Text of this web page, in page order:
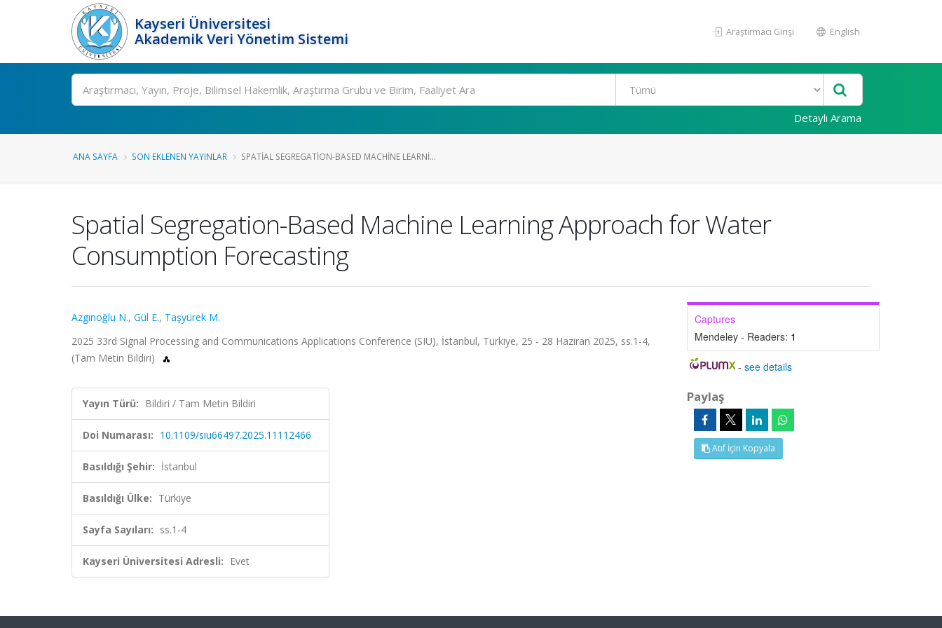
Kayseri Üniversitesi
Akademik Veri Yönetim Sistemi
Araştırmacı Girişi English
Ara
Detaylı Arama
ANA SAYFA SON EKLENEN YAYINLAR SPATIAL SEGREGATION-BASED MACHINE LEARNI...
Spatial Segregation-Based Machine Learning Approach for Water
Consumption Forecasting
Azgınoğlu N., Gül E., Taşyürek M.
2025 33rd Signal Processing and Communications Applications Conference (SIU), İstanbul, Türkiye, 25 - 28 Haziran 2025, ss.1-4,
(Tam Metin Bildiri)
Yayın Türü: Bildiri / Tam Metin Bildiri
Doi Numarası: 10.1109/siu66497.2025.11112466
Basıldığı Şehir: İstanbul
Basıldığı Ülke: Türkiye
Sayfa Sayıları: ss.1-4
Kayseri Üniversitesi Adresli: Evet
Captures
Mendeley - Readers: 1
-see details
Paylaş
Atıf İçin Kopyala